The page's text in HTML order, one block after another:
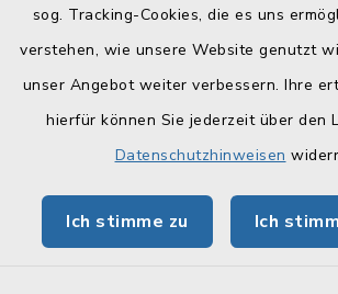
sog. Tracking-Cookies, die es uns
verstehen, wie unsere Website genutzt
unser Angebot weiter verbessern. Ihre
hierfür können Sie jederzeit über den
Datenschutzhinweisen
Ich stimme zu Ich
Quicklinks
Landratsamt Lichtenfels
Geoportal Lichtenfels
BayernPortal